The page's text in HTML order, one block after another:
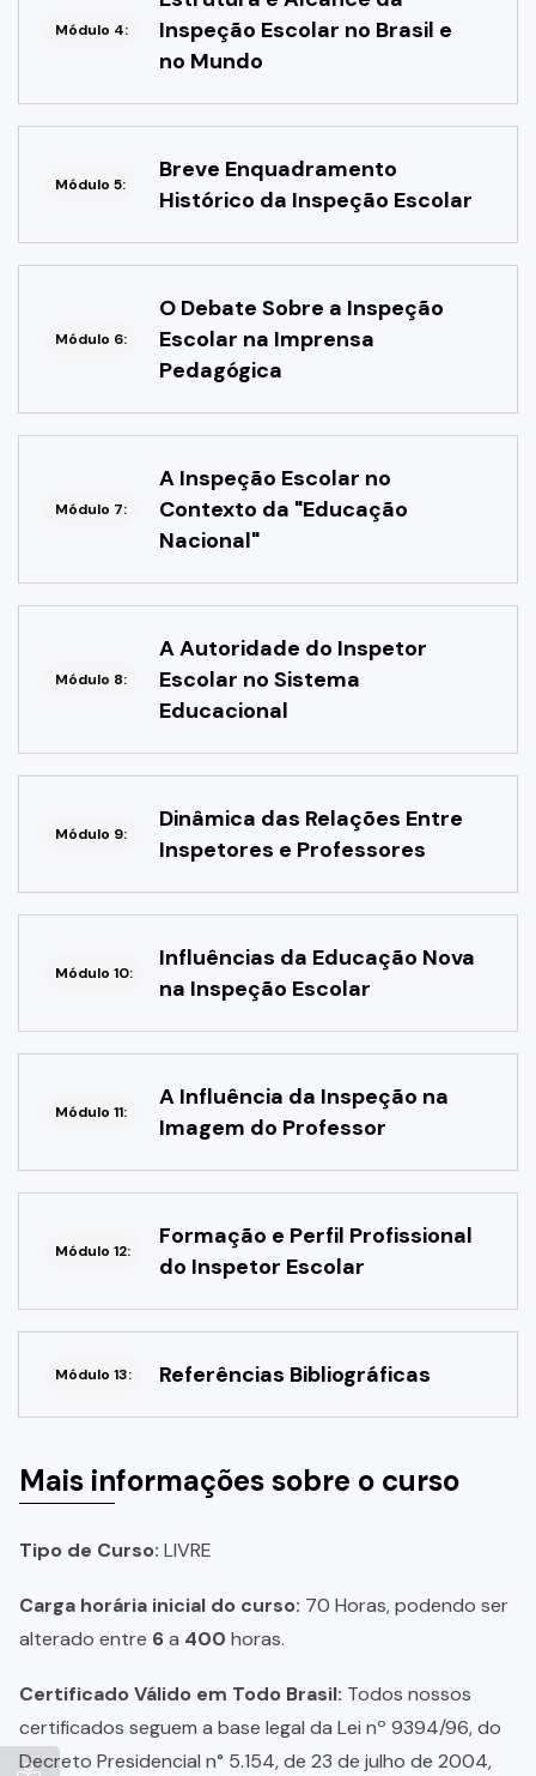
Módulo 4:
Inspeção Escolar no Brasil e
no Mundo
Módulo 5:
Breve Enquadramento
Histórico da Inspeção Escolar
Módulo 6:
O Debate Sobre a Inspeção
Escolar na Imprensa
Pedagógica
Módulo 7:
A Inspeção Escolar no
Contexto da "Educação
Nacional"
Módulo 8:
A Autoridade do Inspetor
Escolar no Sistema
Educacional
Módulo 9:
Dinâmica das Relações Entre
Inspetores e Professores
Módulo 10:
Influências da Educação Nova
na Inspeção Escolar
Módulo 11:
A Influência da Inspeção na
Imagem do Professor
Módulo 12:
Formação e Perfil Profissional
do Inspetor Escolar
Módulo 13: Referências Bibliográficas
Mais informações sobre o curso
Tipo de Curso: LIVRE
Carga horária inicial do curso: 70 Horas, podendo ser
alterado entre 6a 400 horas.
Certificado Válido em Todo Brasil: Todos nossos
certificados seguem a base legal da Lei nº 9394/96, do
Decreto Presidencial n° 5.154, de 23 de julho de 2004,